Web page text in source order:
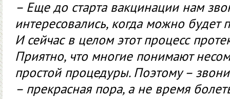
– Еще до старта вакцинации нам
интересовались, когда можно будет
И сейчас в целом этот процесс
Приятно, что многие понимают
простой процедуры. Поэтому –
– прекрасная пора, а не время